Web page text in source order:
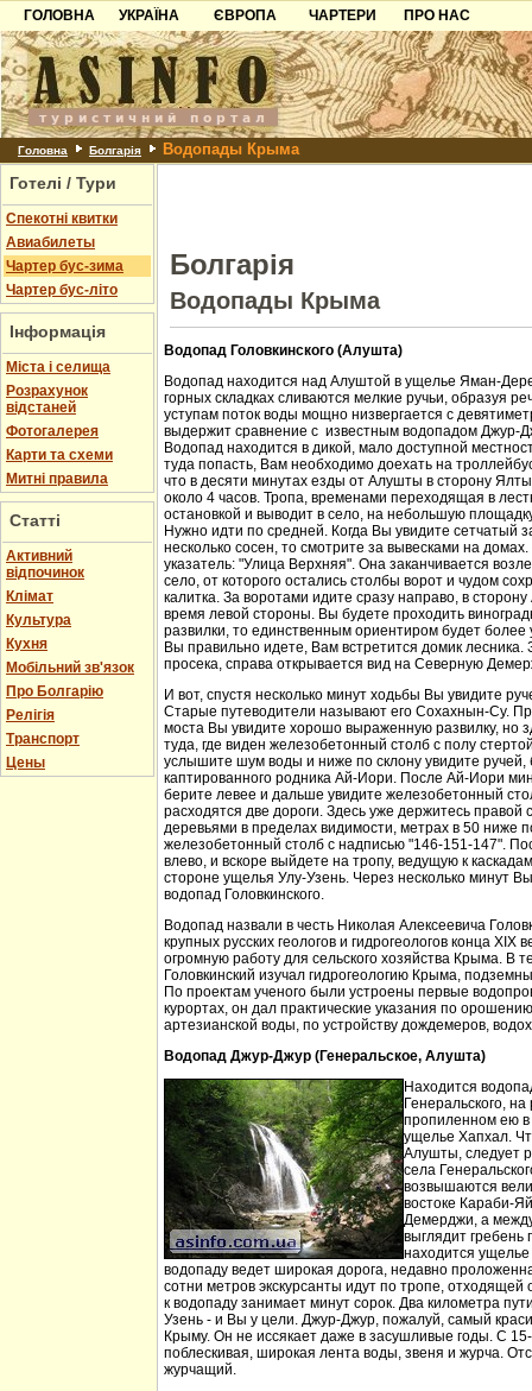
ГОЛОВНА
УКРАЇНА
Карпати
Азов
Причорноморря
Шацьк
ЄВРОПА
Чорногорія
Хорватія
Болгарія
Албанія
ЧАРТЕРИ
ПРО НАС
Контакти
Партнерам
Додати готель
Головна Болгарія Водопады Крыма
Готелі / Тури
Спекотні квитки
Авиабилеты
Чартер бус-зима
Чартер бус-літо
Інформація
Міста і селища
Розрахунок
відстаней
Фотогалерея
Карти та схеми
Митні правила
Статті
Активний
відпочинок
Клімат
Культура
Кухня
Мобільний зв'язок
Про Болгарію
Релігія
Транспорт
Цены
Болгарія
Водопады Крыма
Водопад Головкинского (Алушта)
Водопад находится над Алуштой в ущелье Яман-
горных складках сливаются мелкие ручьи, образуя
уступам поток воды мощно низвергается с
выдержит сравнение с известным водопадом Джур-
Водопад находится в дикой, мало доступной
туда попасть, Вам необходимо доехать на
что в десяти минутах езды от Алушты в сторону
около 4 часов. Тропа, временами переходящая в
остановкой и выводит в село, на небольшую
Нужно идти по средней. Когда Вы увидите сетчатый
несколько сосен, то смотрите за вывесками на
указатель: "Улица Верхняя". Она заканчивается
село, от которого остались столбы ворот и чудом
калитка. За воротами идите сразу направо, в
время левой стороны. Вы будете проходить
развилки, то единственным ориентиром будет более
Вы правильно идете, Вам встретится домик лесника.
просека, справа открывается вид на Северную
И вот, спустя несколько минут ходьбы Вы увидите
Старые путеводители называют его Сохахнын-Су.
моста Вы увидите хорошо выраженную развилку, но
туда, где виден железобетонный столб с полу
услышите шум воды и ниже по склону увидите
каптированного родника Ай-Иори. После Ай-Иори
берите левее и дальше увидите железобетонный
расходятся две дороги. Здесь уже держитесь правой
деревьями в пределах видимости, метрах в 50 ниже
железобетонный столб с надписью "146-151-147".
влево, и вскоре выйдете на тропу, ведущую к
стороне ущелья Улу-Узень. Через несколько минут
водопад Головкинского.
Водопад назвали в честь Николая Алексеевича
крупных русских геологов и гидрогеологов конца XIX
огромную работу для сельского хозяйства Крыма. В
Головкинский изучал гидрогеологию Крыма,
По проектам ученого были устроены первые
курортах, он дал практические указания по
артезианской воды, по устройству дождемеров,
Водопад Джур-Джур (Генеральское, Алушта)
Находится
Генеральского,
пропиленном ею в
ущелье Хапхал.
Алушты, следует
села
возвышаются
востоке Караби-
Демерджи, а
выглядит гребень
находится
водопаду ведет широкая дорога, недавно
сотни метров экскурсанты идут по тропе, отходящей
к водопаду занимает минут сорок. Два километра
Узень - и Вы у цели. Джур-Джур, пожалуй, самый
Крыму. Он не иссякает даже в засушливые годы. С
поблескивая, широкая лента воды, звеня и журча.
журчащий.